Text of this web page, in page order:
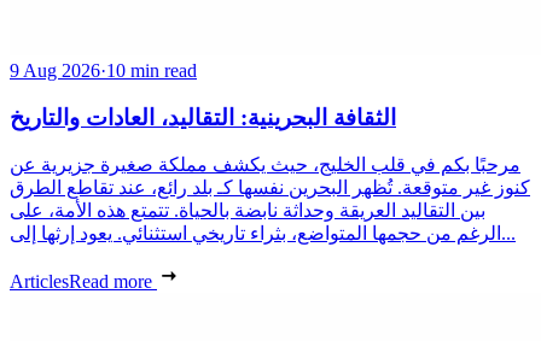
9 Aug 2026·10 min read
الثقافة البحرينية: التقاليد، العادات والتاريخ
مرحبًا بكم في قلب الخليج، حيث يكشف مملكة صغيرة جزيرية عن
كنوز غير متوقعة. تُظهر البحرين نفسها كـ بلد رائع، عند تقاطع الطرق
بين التقاليد العريقة وحداثة نابضة بالحياة. تتمتع هذه الأمة، على
الرغم من حجمها المتواضع، بثراء تاريخي استثنائي. يعود إرثها إلى...
ArticlesRead more